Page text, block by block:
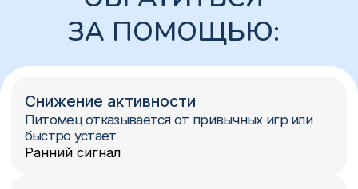
Отказ от еды
Животное беспричинно отказывается от пищи
Ранний сигнал
Изменение слизистых
Ранний сигнал
Внезапный отказ лап
Резкий отказ задних или передних лап,
сопровождающийся острой болью